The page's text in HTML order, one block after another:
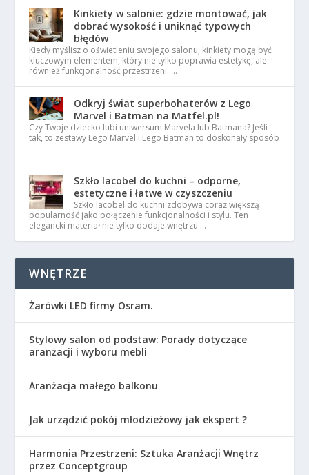
Kinkiety w salonie: gdzie montować, jak
dobrać wysokość i uniknąć typowych
błędów
Kiedy myślisz o oświetleniu swojego salonu, kinkiety mogą być
kluczowym elementem, który nie tylko poprawia estetykę, ale
również funkcjonalność przestrzeni. …
Odkryj świat superbohaterów z Lego
Marvel i Batman na Matfel.pl!
Czy Twoje dziecko lubi uniwersum Marvela lub Batmana? Jeśli
tak, to zestawy Lego Marvel i Lego Batman to doskonały sposób
…
Szkło lacobel do kuchni – odporne,
estetyczne i łatwe w czyszczeniu
Szkło lacobel do kuchni zdobywa coraz większą
popularność jako połączenie funkcjonalności i stylu. Ten
elegancki materiał nie tylko dodaje wnętrzu …
WNĘTRZE
Żarówki LED firmy Osram.
Stylowy salon od podstaw: Porady dotyczące
aranżacji i wyboru mebli
Aranżacja małego balkonu
Jak urządzić pokój młodzieżowy jak ekspert ?
Harmonia Przestrzeni: Sztuka Aranżacji Wnętrz
przez Conceptgroup